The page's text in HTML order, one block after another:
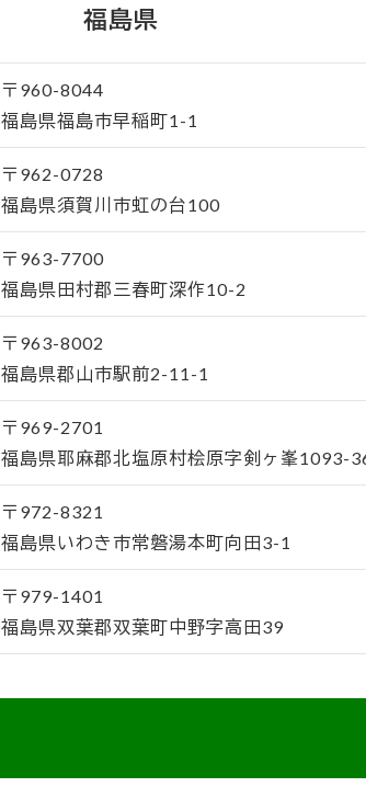
福島県
〒960-8044
福島県福島市早稲町1-1
〒962-0728
福島県須賀川市虹の台100
〒963-7700
福島県田村郡三春町深作10-2
〒963-8002
福島県郡山市駅前2-11-1
〒969-2701
福島県耶麻郡北塩原村桧原字剣ヶ峯1093-
〒972-8321
福島県いわき市常磐湯本町向田3-1
〒979-1401
福島県双葉郡双葉町中野字高田39